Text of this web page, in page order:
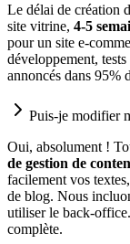
Le délai de création
site vitrine, 4-5
pour un site e-
développement,
annoncés dans 95%
Puis-je modifier
Oui, absolument !
de gestion de
facilement vos
de blog. Nous
utiliser le back-
complète.